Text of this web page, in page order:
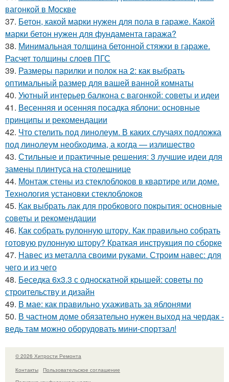
вагонкой в Москве
37. Бетон, какой марки нужен для пола в гараже. Какой
марки бетон нужен для фундамента гаража?
38. Минимальная толщина бетонной стяжки в гараже.
Расчет толщины слоев ПГС
39. Размеры парилки и полок на 2: как выбрать
оптимальный размер для вашей ванной комнаты
40. Уютный интерьер балкона с вагонкой: советы и идеи
41. Весенняя и осенняя посадка яблони: основные
принципы и рекомендации
42. Что стелить под линолеум. В каких случаях подложка
под линолеум необходима, а когда — излишество
43. Стильные и практичные решения: 3 лучшие идеи для
замены плинтуса на столешнице
44. Монтаж стены из стеклоблоков в квартире или доме.
Технология установки стеклоблоков
45. Как выбрать лак для пробкового покрытия: основные
советы и рекомендации
46. Как собрать рулонную штору. Как правильно собрать
готовую рулонную штору? Краткая инструкция по сборке
47. Навес из металла своими руками. Строим навес: для
чего и из чего
48. Беседка 6х3.3 с односкатной крышей: советы по
строительству и дизайн
49. В мае: как правильно ухаживать за яблонями
50. В частном доме обязательно нужен выход на чердак -
ведь там можно оборудовать мини-спортзал!
© 2026 Хитрости Ремонта
Контакты
Пользовательское соглашение